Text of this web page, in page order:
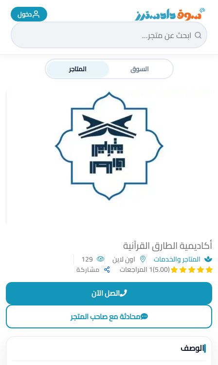
سوق دادسترز الرئيسية دخول
السوق المتاجر
أكاديمية الطارق القرآنية
المتاجر والخدمات اون لاين
(5.00)
1 المراجعات مشاركة
اتصل الآن
محادثة مع صاحب المتجر
الوصف